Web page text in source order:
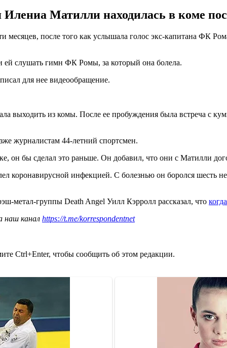
Матилли находилась в коме
месяцев, после того как услышала голос экс-капитана ФК
ей слушать гимн ФК Ромы, за который она болела.
для нее видеообращение.
выходить из комы. После ее пробуждения была встреча с
журналистам 44-летний спортсмен.
он бы сделал это раньше. Он добавил, что они с Матилли
инфекцией. С болезнью он боролся шесть
метал-группы Death Angel Уилл Кэрролл рассказал, что
наш канал https://t.me/korrespondentnet
Ctrl+Enter, чтобы сообщить об этом редакции.